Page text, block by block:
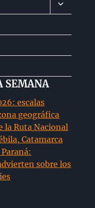
hijo
Alternar
menú
SEMANA
escalas
geográfica
la Ruta Nacional
Catamarca
sobre los